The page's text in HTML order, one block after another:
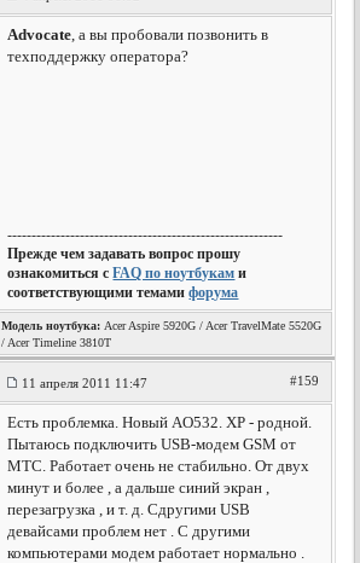
Advocate, а вы пробовали позвонить в
техподдержку оператора?
---------------------------------------------------------
Прежде чем задавать вопрос прошу
ознакомиться сFAQ по ноутбукам и
соответствующими темамифорума
Модель ноутбука: Acer Aspire 5920G / Acer TravelMate 5520G
/ Acer Timeline 3810T
11 апреля 2011 11:47 #159
Есть проблемка. Новый AO532. XP - родной.
Пытаюсь подключить USB-модем GSM от
MTC. Работает очень не стабильно. От двух
минут и более , а дальше синий экран ,
перезагрузка , и т. д. Сдругими USB
девайсами проблем нет . С другими
компьютерами модем работает нормально .